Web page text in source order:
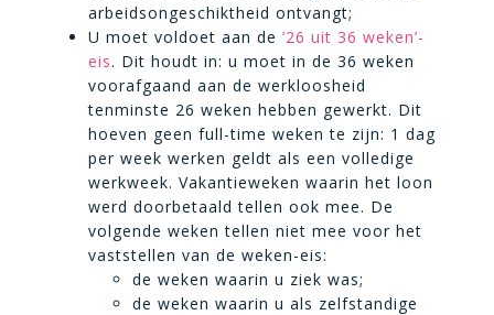
arbeidsongeschiktheid ontvangt;
U moet voldoet aan de ’26 uit 36 weken’-
eis. Dit houdt in: u moet in de 36 weken
voorafgaand aan de werkloosheid
tenminste 26 weken hebben gewerkt. Dit
hoeven geen full-time weken te zijn: 1 dag
per week werken geldt als een volledige
werkweek. Vakantieweken waarin het loon
werd doorbetaald tellen ook mee. De
volgende weken tellen niet mee voor het
vaststellen van de weken-eis:
de weken waarin u ziek was;
de weken waarin u als zelfstandige